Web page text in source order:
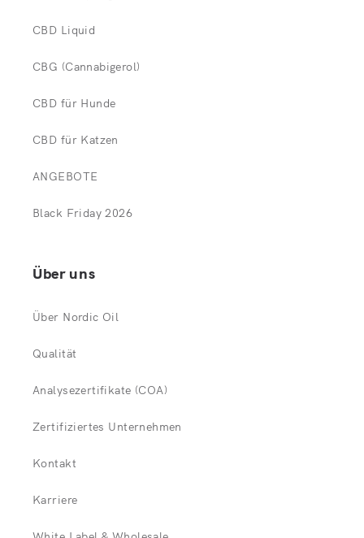
CBD Liquid
CBG (Cannabigerol)
CBD für Hunde
CBD für Katzen
ANGEBOTE
Black Friday 2026
Über uns
Über Nordic Oil
Qualität
Analysezertifikate (COA)
Zertifiziertes Unternehmen
Kontakt
Karriere